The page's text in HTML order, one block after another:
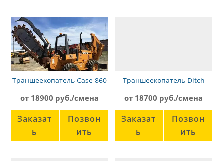
Траншеекопатель Case 860
от 18900 руб./смена
Заказат
ь
Позвон
ить
Траншеекопатель Ditch
от 18700 руб./смена
Заказат
ь
Позвон
ить